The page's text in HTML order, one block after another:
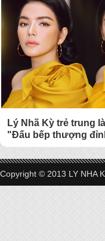
Lý Nhã Kỳ trẻ trung
"Đấu bếp thượng
Copyright © 2013 LY NHA